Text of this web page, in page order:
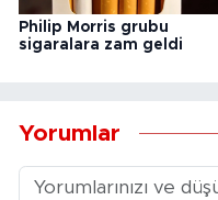
Philip Morris grubu
sigaralara zam geldi
Yorumlar